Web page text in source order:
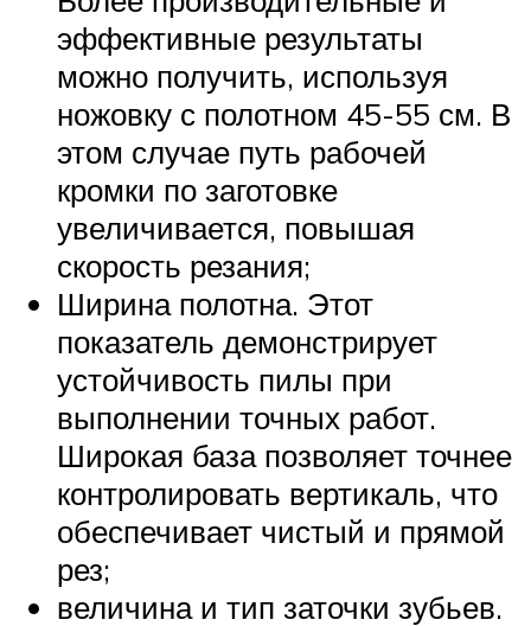
эффективные результаты
можно получить, используя
ножовку с полотном 45-55 см. В
этом случае путь рабочей
кромки по заготовке
увеличивается, повышая
скорость резания;
Ширина полотна. Этот
показатель демонстрирует
устойчивость пилы при
выполнении точных работ.
Широкая база позволяет точнее
контролировать вертикаль, что
обеспечивает чистый и прямой
рез;
величина и тип заточки зубьев.